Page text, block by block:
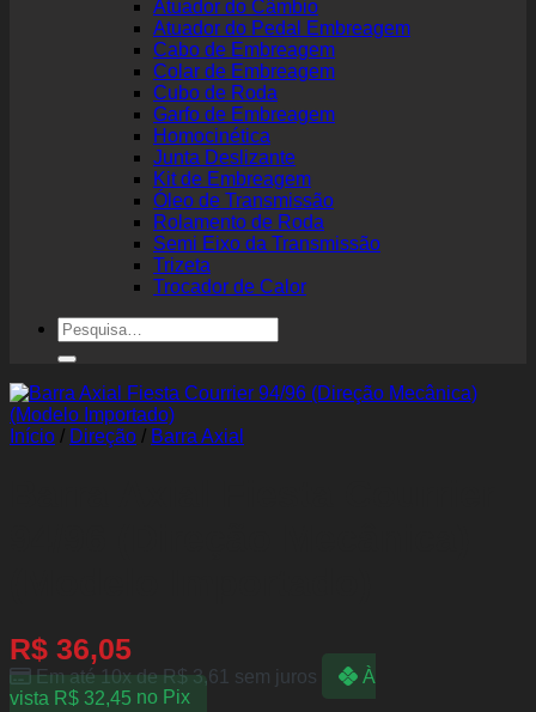
Atuador do Câmbio
Atuador do Pedal Embreagem
Cabo de Embreagem
Colar de Embreagem
Cubo de Roda
Garfo de Embreagem
Homocinética
Junta Deslizante
Kit de Embreagem
Óleo de Transmissão
Rolamento de Roda
Semi Eixo da Transmissão
Trizeta
Trocador de Calor
Pesquisar
por:
Início / Direção / Barra Axial
R$ 36,05
Em até 10x deR$3,61 sem juros
À
vista R$ 32,45 no Pix